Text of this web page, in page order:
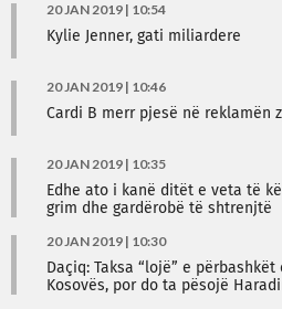
20 JAN 2019 | 10:54
Kylie Jenner, gati miliardere
20 JAN 2019 | 10:46
Cardi B merr pjesë në reklamën
20 JAN 2019 | 10:35
Edhe ato i kanë ditët e veta të
grim dhe gardërobë të shtrenjtë
20 JAN 2019 | 10:30
Daçiq: Taksa “lojë” e
Kosovës, por do ta pësojë